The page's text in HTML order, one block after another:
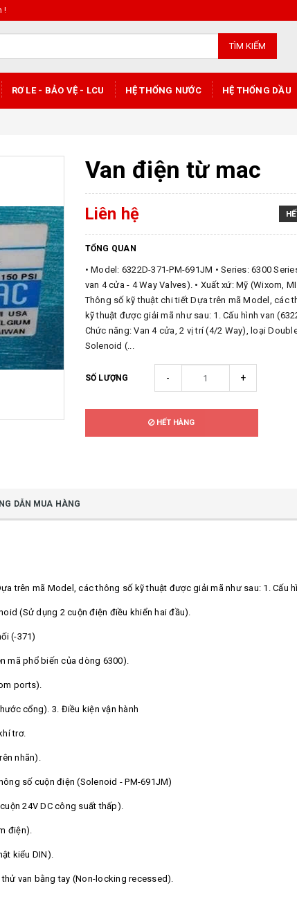
!
TÌM KIẾM
RƠ LE - BẢO VỆ - LCU HỆ THỐNG NƯỚC HỆ THỐNG DẦU
Van điện từ mac
Liên hệ
TỔNG QUAN
• Model: 6322D-371-PM-691JM • Series: 6300
van 4 cửa - 4 Way Valves). • Xuất xứ: Mỹ (Wixom,
Thông số kỹ thuật chi tiết Dựa trên mã Model, các
kỹ thuật được giải mã như sau: 1. Cấu hình van
Chức năng: Van 4 cửa, 2 vị trí (4/2 Way), loại
Solenoid (...
SỐ LƯỢNG - +
HẾT HÀNG
DẪN MUA HÀNG
trên mã Model, các thông số kỹ thuật được giải mã như sau: 1. Cấu
(Sử dụng 2 cuộn điện điều khiển hai đầu).
(-371)
mã phổ biến của dòng 6300).
ports).
cổng). 3. Điều kiện vận hành
trơ.
nhãn).
số cuộn điện (Solenoid - PM-691JM)
24V DC công suất thấp).
điện).
kiểu DIN).
thử van bằng tay (Non-locking recessed).